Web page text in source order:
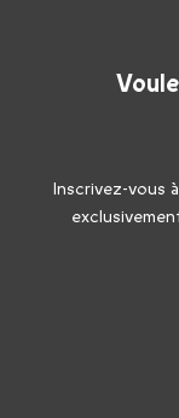
Inscrivez-vous